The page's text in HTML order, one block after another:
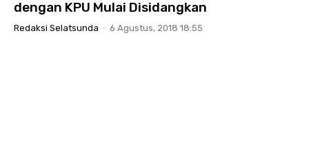
dengan KPU Mulai Disidangkan
Redaksi Selatsunda - 6 Agustus, 2018 18:55